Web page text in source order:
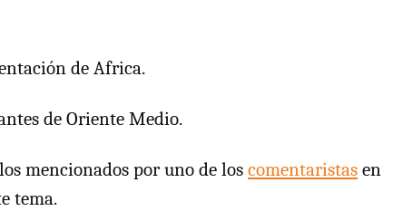
de Africa.
de Oriente Medio.
mencionados por uno de los comentaristas en
tema.